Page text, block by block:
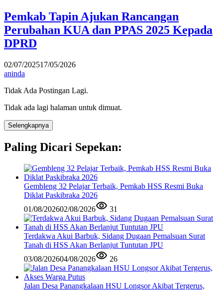
Pemkab Tapin Ajukan Rancangan
Perubahan KUA dan PPAS 2025 Kepada
DPRD
02/07/202517/05/2026
aninda
Tidak Ada Postingan Lagi.
Tidak ada lagi halaman untuk dimuat.
Selengkapnya
Paling Dicari Sepekan:
Gembleng 32 Pelajar Terbaik, Pemkab HSS Resmi Buka
Diklat Paskibraka 2026
01/08/202602/08/2026 31
Terdakwa Akui Barbuk, Sidang Dugaan Pemalsuan Surat
Tanah di HSS Akan Berlanjut Tuntutan JPU
03/08/202604/08/2026 26
Jalan Desa Panangkalaan HSU Longsor Akibat Tergerus,